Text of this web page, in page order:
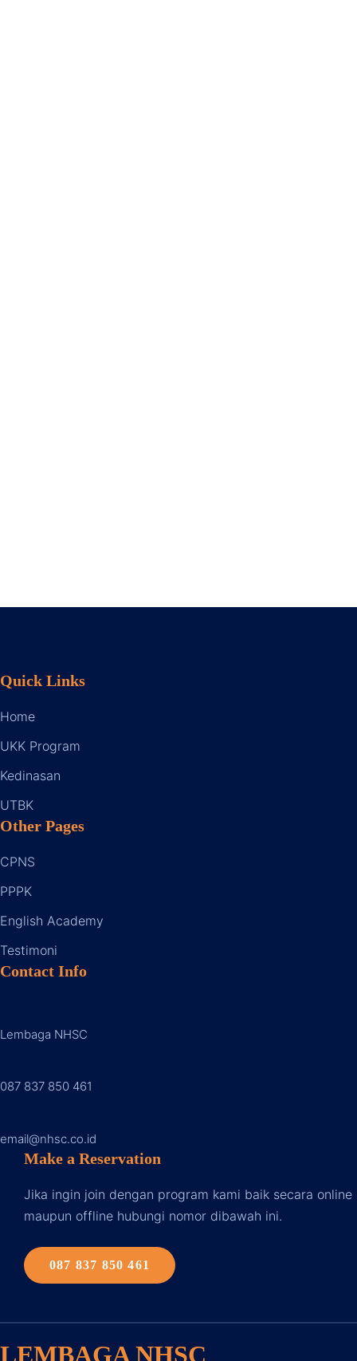
Quick Links
Home
UKK Program
Kedinasan
UTBK
Other Pages
CPNS
PPPK
English Academy
Testimoni
Contact Info
Lembaga NHSC
087 837 850 461
email@nhsc.co.id
Make a Reservation
Jika ingin join dengan program kami baik secara online
maupun offline hubungi nomor dibawah ini.
087 837 850 461
LEMBAGA NHSC